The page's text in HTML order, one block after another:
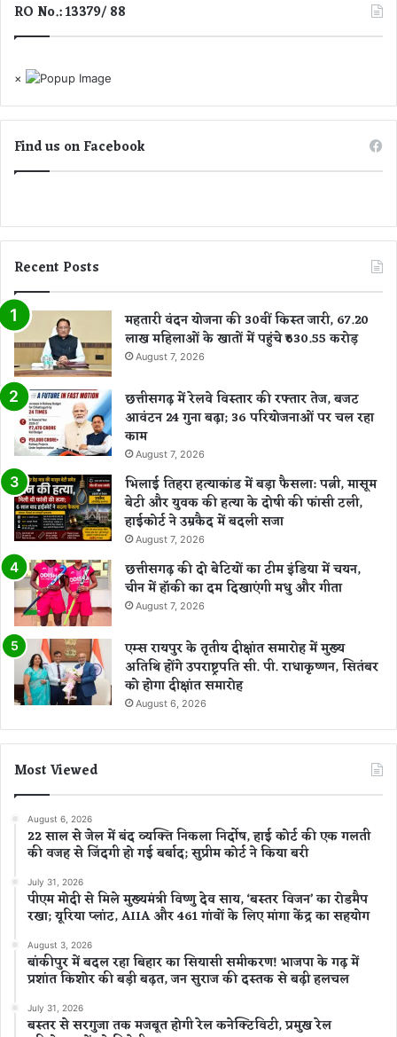
RO No.: 13379/ 88
×
Find us on Facebook
Recent Posts
महतारी वंदन योजना की 30वीं किस्त जारी, 67.20
लाख महिलाओं के खातों में पहुंचे ₹630.55 करोड़
August 7, 2026
छत्तीसगढ़ में रेलवे विस्तार की रफ्तार तेज, बजट
आवंटन 24 गुना बढ़ा; 36 परियोजनाओं पर चल रहा
काम
August 7, 2026
भिलाई तिहरा हत्याकांड में बड़ा फैसला: पत्नी, मासूम
बेटी और युवक की हत्या के दोषी की फांसी टली,
हाईकोर्ट ने उम्रकैद में बदली सजा
August 7, 2026
छत्तीसगढ़ की दो बेटियों का टीम इंडिया में चयन,
चीन में हॉकी का दम दिखाएंगी मधु और गीता
August 7, 2026
एम्स रायपुर के तृतीय दीक्षांत समारोह में मुख्य
अतिथि होंगे उपराष्ट्रपति सी. पी. राधाकृष्णन, सितंबर
को होगा दीक्षांत समारोह
August 6, 2026
Most Viewed
August 6, 2026
22 साल से जेल में बंद व्यक्ति निकला निर्दोष, हाई कोर्ट की एक गलती
की वजह से जिंदगी हो गई बर्बाद; सुप्रीम कोर्ट ने किया बरी
July 31, 2026
पीएम मोदी से मिले मुख्यमंत्री विष्णु देव साय, ‘बस्तर विजन’ का रोडमैप
रखा; यूरिया प्लांट, AIIA और 461 गांवों के लिए मांगा केंद्र का सहयोग
August 3, 2026
बांकीपुर में बदल रहा बिहार का सियासी समीकरण! भाजपा के गढ़ में
प्रशांत किशोर की बड़ी बढ़त, जन सुराज की दस्तक से बढ़ी हलचल
July 31, 2026
बस्तर से सरगुजा तक मजबूत होगी रेल कनेक्टिविटी, प्रमुख रेल